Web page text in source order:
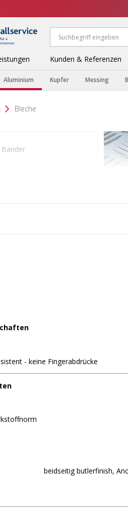
Kunden & Referenzen
Aluminium Kupfer Messing
Bleche
Bänder
- keine Fingerabdrücke
beidseitig butlerfinish,